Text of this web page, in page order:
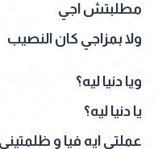
مطلبتش اجي
ولا بمزاجي كان النصيب
ويا دنيا ليه؟
يا دنيا ليه؟
عملتي ايه فيا و ظلمتيني